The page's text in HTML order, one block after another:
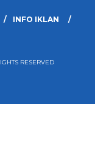
INFO IKLAN
RESERVED